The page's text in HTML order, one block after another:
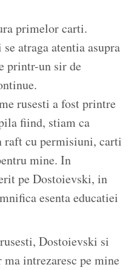
primelor carti.
atraga atentia asupra
printr-un sir de
rusesti a fost printre
fiind, stiam ca
raft cu permisiuni, carti
mine. In
pe Dostoievski, in
esenta educatiei
Dostoievski si
ma intrezaresc pe mine